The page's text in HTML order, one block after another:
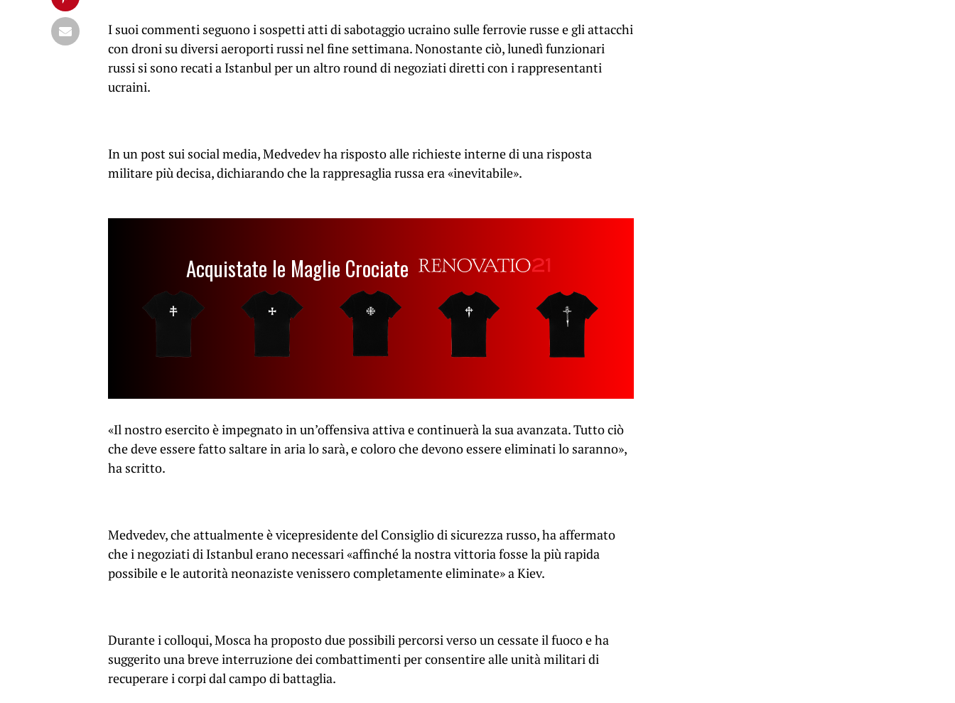
I suoi commenti seguono i sospetti atti di sabotaggio ucraino sulle ferrovie russe e gli attacchi
con droni su diversi aeroporti russi nel fine settimana. Nonostante ciò, lunedì funzionari
russi si sono recati a Istanbul per un altro round di negoziati diretti con i rappresentanti
ucraini.
In un post sui social media, Medvedev ha risposto alle richieste interne di una risposta
militare più decisa, dichiarando che la rappresaglia russa era «inevitabile».
Acquistate le Maglie Crociate
«Il nostro esercito è impegnato in un’offensiva attiva e continuerà la sua avanzata. Tutto ciò
che deve essere fatto saltare in aria lo sarà, e coloro che devono essere eliminati lo saranno»,
ha scritto.
Medvedev, che attualmente è vicepresidente del Consiglio di sicurezza russo, ha affermato
che i negoziati di Istanbul erano necessari «affinché la nostra vittoria fosse la più rapida
possibile e le autorità neonaziste venissero completamente eliminate» a Kiev.
Durante i colloqui, Mosca ha proposto due possibili percorsi verso un cessate il fuoco e ha
suggerito una breve interruzione dei combattimenti per consentire alle unità militari di
recuperare i corpi dal campo di battaglia.